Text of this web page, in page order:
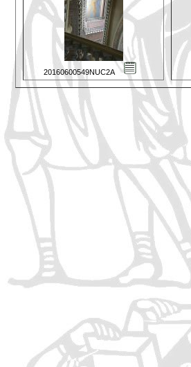
20160600549NUC2A